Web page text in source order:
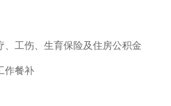
工伤、生育保险及住房公积金
作餐补